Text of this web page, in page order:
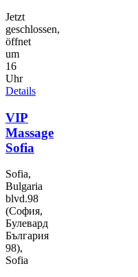
Jetzt
geschlossen,
öffnet
um
16
Uhr
Details
VIP
Massage
Sofia
Sofia,
Bulgaria
blvd.98
(София,
Булевард
България
98),
Sofia